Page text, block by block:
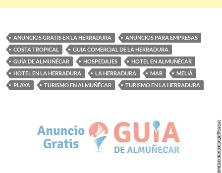
ANUNCIOS GRATIS EN LA HERRADURA
ANUNCIOS PARA EMPRESAS
COSTA TROPICAL
GUIA COMERCIAL DE LA HERRADURA
GUÍA DE ALMUÑÉCAR
HOSPEDAJES
HOTEL EN ALMUÑÉCAR
HOTEL EN LA HERRADURA
LA HERRADURA MAR
MELIÁ
PLAYA
TURISMO EN ALMUÑÉCAR TURISMO EN LA HERRADURA